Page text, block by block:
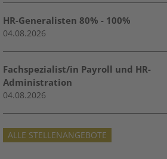
HR-Generalisten 80% - 100%
04.08.2026
Fachspezialist/in Payroll und HR-
Administration
04.08.2026
ALLE STELLENANGEBOTE